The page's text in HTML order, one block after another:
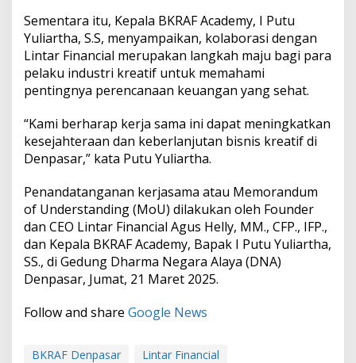
u
I
d
u
s
r
i
K
r
a
t
f
Sementara itu, Kepala BKRAF Academy, I Putu
Yuliartha, S.S, menyampaikan, kolaborasi dengan
Lintar Financial merupakan langkah maju bagi para
pelaku industri kreatif untuk memahami
pentingnya perencanaan keuangan yang sehat.
“Kami berharap kerja sama ini dapat meningkatkan
kesejahteraan dan keberlanjutan bisnis kreatif di
Denpasar,” kata Putu Yuliartha.
Penandatanganan kerjasama atau Memorandum
of Understanding (MoU) dilakukan oleh Founder
dan CEO Lintar Financial Agus Helly, MM., CFP., IFP.,
dan Kepala BKRAF Academy, Bapak I Putu Yuliartha,
SS., di Gedung Dharma Negara Alaya (DNA)
Denpasar, Jumat, 21 Maret 2025.
Follow and share Google News
BKRAF Denpasar
Lintar Financial